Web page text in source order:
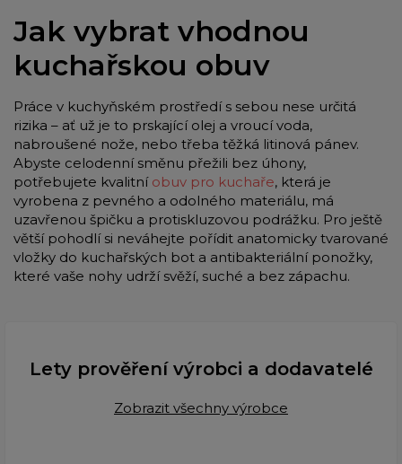
Jak vybrat vhodnou
kuchařskou obuv
Práce v kuchyňském prostředí s sebou nese určitá
rizika – ať už je to prskající olej a vroucí voda,
nabroušené nože, nebo třeba těžká litinová pánev.
Abyste celodenní směnu přežili bez úhony,
potřebujete kvalitní obuv pro kuchaře, která je
vyrobena z pevného a odolného materiálu, má
uzavřenou špičku a protiskluzovou podrážku. Pro ještě
větší pohodlí si neváhejte pořídit anatomicky tvarované
vložky do kuchařských bot a antibakteriální ponožky,
které vaše nohy udrží svěží, suché a bez zápachu.
Lety prověření výrobci a dodavatelé
Zobrazit všechny výrobce